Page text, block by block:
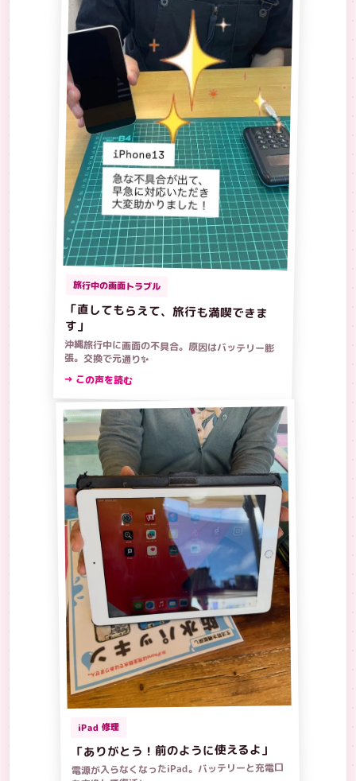
旅行中の画面トラブル
「直してもらえて、旅行も満喫できま
す」
沖縄旅行中に画面の不具合。原因はバッテリー膨
張。交換で元通り✨
→ この声を読む
iPad 修理
「ありがとう！前のように使えるよ」
電源が入らなくなったiPad。バッテリーと充電口